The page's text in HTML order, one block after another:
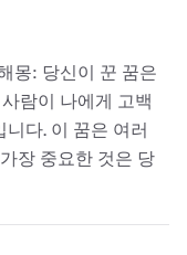
몽: 당신이 꾼 꿈은
람이 나에게 고백
다. 이 꿈은 여러
장 중요한 것은 당